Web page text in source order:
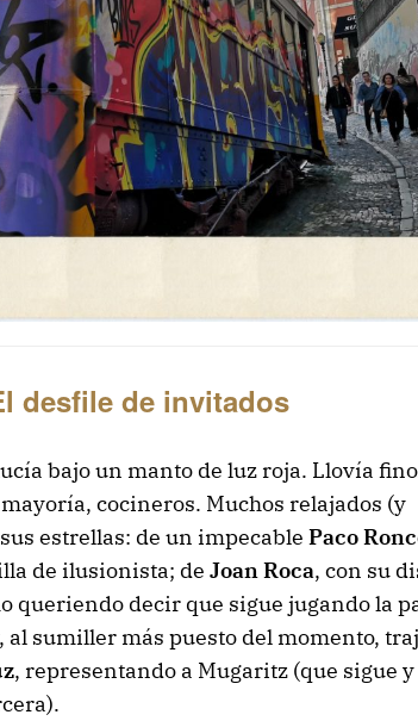
desfile de invitados
bajo un manto de luz roja. Llovía
cocineros. Muchos relajados (y
estrellas: de un impecable Paco
de ilusionista; de Joan Roca, con su
queriendo decir que sigue jugando la
al sumiller más puesto del momento,
, representando a Mugaritz (que sigue y